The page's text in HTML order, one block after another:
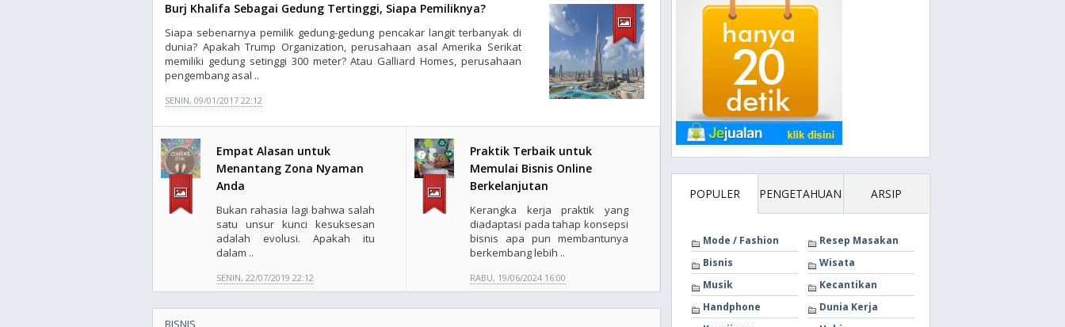
Burj Khalifa Sebagai Gedung Tertinggi, Siapa Pemiliknya?
Siapa sebenarnya pemilik gedung-gedung pencakar langit terbanyak di
dunia? Apakah Trump Organization, perusahaan asal Amerika Serikat
memiliki gedung setinggi 300 meter? Atau Galliard Homes, perusahaan
pengembang asal ..
SENIN, 09/01/2017 22:12
Empat Alasan untuk
Menantang Zona Nyaman
Anda
Bukan rahasia lagi bahwa salah
satu unsur kunci kesuksesan
adalah evolusi. Apakah itu
dalam ..
SENIN, 22/07/2019 22:12
Praktik Terbaik untuk
Memulai Bisnis Online
Berkelanjutan
Kerangka kerja praktik yang
diadaptasi pada tahap konsepsi
bisnis apa pun membantunya
berkembang lebih ..
RABU, 19/06/2024 16:00
BISNIS
POPULER PENGETAHUAN ARSIP
Mode / Fashion
Resep Masakan
Bisnis
Wisata
Musik
Kecantikan
Handphone
Dunia Kerja